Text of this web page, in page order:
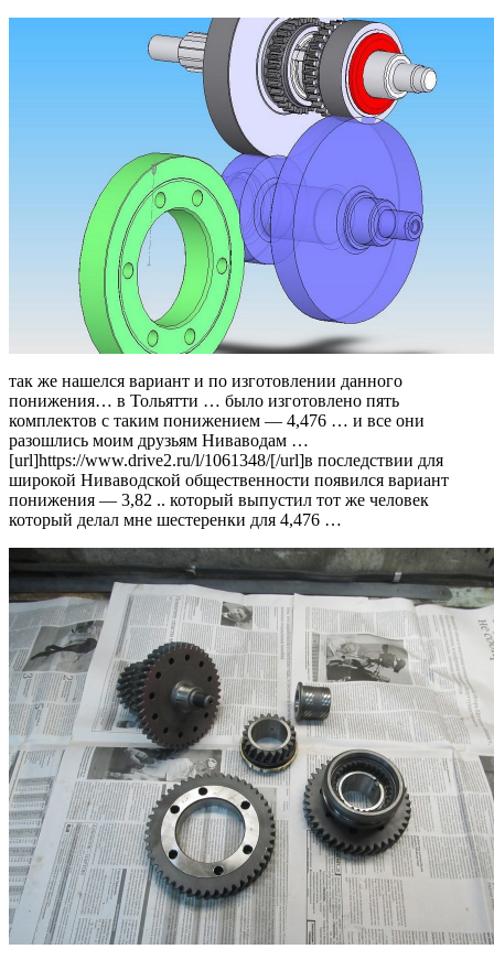
так же нашелся вариант и по изготовлении данного
понижения… в Тольятти … было изготовлено пять
комплектов с таким понижением — 4,476 … и все они
разошлись моим друзьям Ниваводам …
[url]https://www.drive2.ru/l/1061348/[/url]в последствии для
широкой Ниваводской общественности появился вариант
понижения — 3,82 .. который выпустил тот же человек
который делал мне шестеренки для 4,476 …